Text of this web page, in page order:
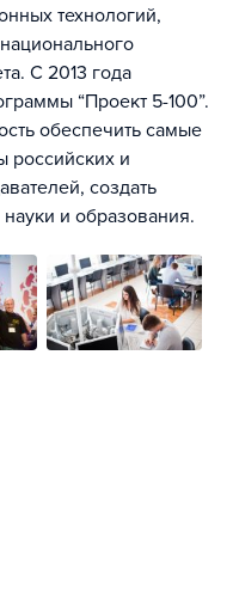
технологий,
С 2013 года
“Проект 5-100”.
обеспечить самые
российских и
создать
и образования.